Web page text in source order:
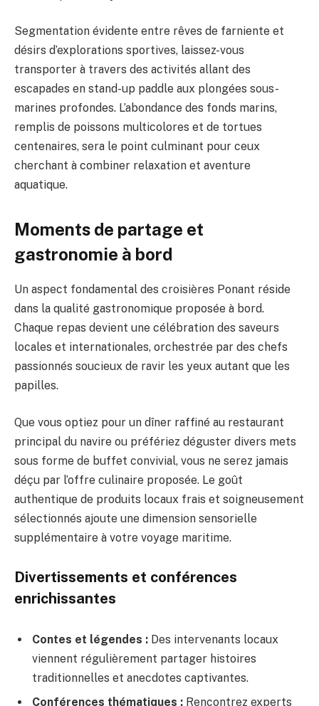
Segmentation évidente entre rêves de farniente et
désirs d’explorations sportives, laissez-vous
transporter à travers des activités allant des
escapades en stand-up paddle aux plongées sous-
marines profondes. L’abondance des fonds marins,
remplis de poissons multicolores et de tortues
centenaires, sera le point culminant pour ceux
cherchant à combiner relaxation et aventure
aquatique.
Moments de partage et
gastronomie à bord
Un aspect fondamental des croisières Ponant réside
dans la qualité gastronomique proposée à bord.
Chaque repas devient une célébration des saveurs
locales et internationales, orchestrée par des chefs
passionnés soucieux de ravir les yeux autant que les
papilles.
Que vous optiez pour un dîner raffiné au restaurant
principal du navire ou préfériez déguster divers mets
sous forme de buffet convivial, vous ne serez jamais
déçu par l’offre culinaire proposée. Le goût
authentique de produits locaux frais et soigneusement
sélectionnés ajoute une dimension sensorielle
supplémentaire à votre voyage maritime.
Divertissements et conférences
enrichissantes
Contes et légendes : Des intervenants locaux
viennent régulièrement partager histoires
traditionnelles et anecdotes captivantes.
Conférences thématiques : Rencontrez experts